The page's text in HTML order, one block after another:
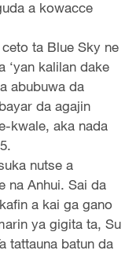
a kowacce
ta Blue Sky ne
‘yan kalilan dake
abubuwa da
da agajin
kwale, aka nada
nutse a
na Anhui. Sai da
a kai ga gano
ya gigita ta, Su
tattauna batun da